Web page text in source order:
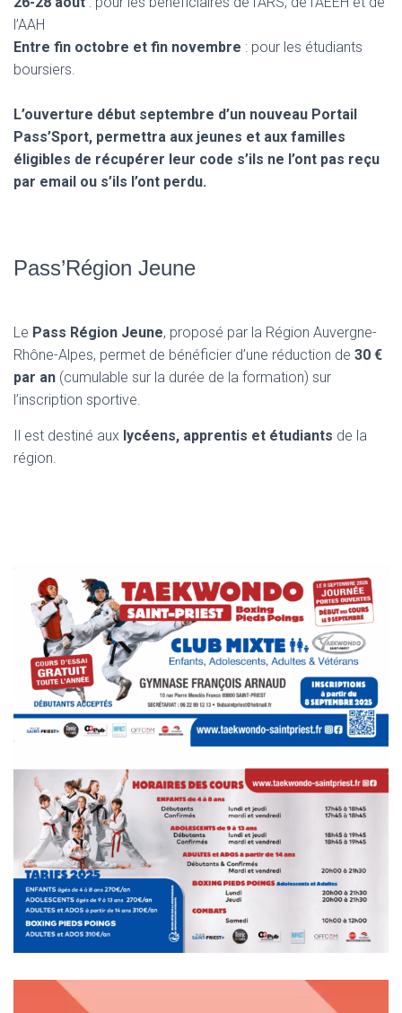
l’AAH
Entre fin octobre et fin novembre : pour les étudiants
boursiers.
L’ouverture début septembre d’un nouveau Portail
Pass’Sport, permettra aux jeunes et aux familles
éligibles de récupérer leur code s’ils ne l’ont pas reçu
par email ou s’ils l’ont perdu.
Pass’Région Jeune
Le Pass Région Jeune, proposé par la Région Auvergne-
Rhône-Alpes, permet de bénéficier d’une réduction de 30 €
par an (cumulable sur la durée de la formation) sur
l’inscription sportive.
Il est destiné aux lycéens, apprentis et étudiants de la
région.